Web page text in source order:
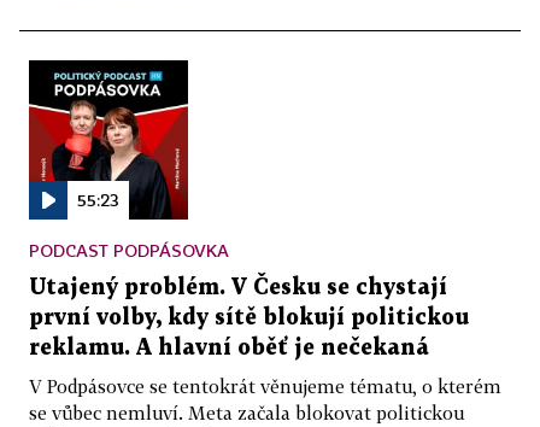
55:23
PODCAST PODPÁSOVKA
Utajený problém. V Česku se chystají
první volby, kdy sítě blokují politickou
reklamu. A hlavní oběť je nečekaná
V Podpásovce se tentokrát věnujeme tématu, o kterém
se vůbec nemluví. Meta začala blokovat politickou